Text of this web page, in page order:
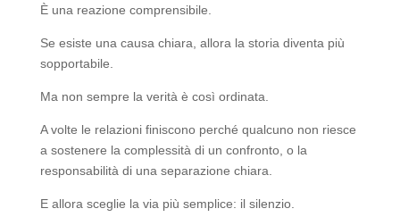
È una reazione comprensibile.
Se esiste una causa chiara, allora la storia diventa più
sopportabile.
Ma non sempre la verità è così ordinata.
A volte le relazioni finiscono perché qualcuno non riesce
a sostenere la complessità di un confronto, o la
responsabilità di una separazione chiara.
E allora sceglie la via più semplice: il silenzio.